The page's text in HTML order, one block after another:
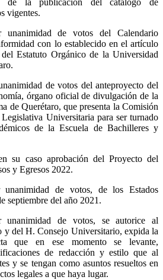
de la publicación del catálogo de
vigentes.
unanimidad de votos del Calendario
con lo establecido en el artículo
Estatuto Orgánico de la Universidad
de votos del anteproyecto del
órgano oficial de divulgación de la
de Querétaro, que presenta la Comisión
Universitaria para ser turnado
de la Escuela de Bachilleres y
su caso aprobación del Proyecto del
y Egresos 2022.
de votos, de los Estados
septiembre del año 2021.
unanimidad de votos, se autorice al
y del H. Consejo Universitario, expida la
que en ese momento se levante,
de redacción y estilo que al
y se tengan como asuntos resueltos en
legales a que haya lugar.